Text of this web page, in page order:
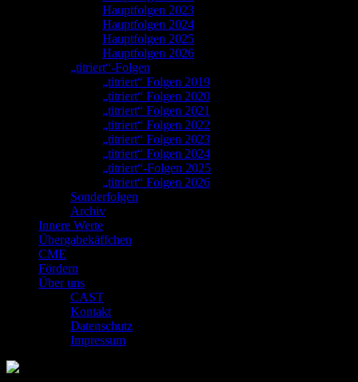
Hauptfolgen 2023
Hauptfolgen 2024
Hauptfolgen 2025
Hauptfolgen 2026
„titriert“-Folgen
„titriert“ Folgen 2019
„titriert“ Folgen 2020
„titriert“ Folgen 2021
„titriert“ Folgen 2022
„titriert“ Folgen 2023
„titriert“ Folgen 2024
„titriert“-Folgen 2025
„titriert“ Folgen 2026
Sonderfolgen
Archiv
Innere Werte
Übergabekäffchen
CME
Fördern
Über uns
CAST
Kontakt
Datenschutz
Impressum